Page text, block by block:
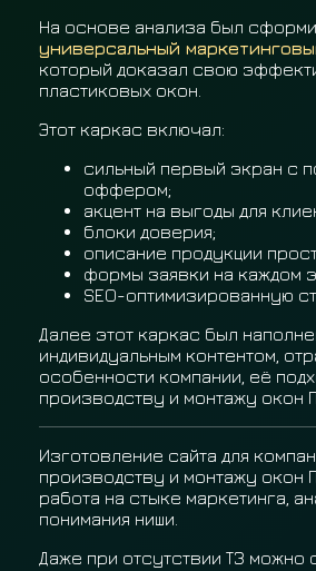
На основе анализа был
универсальный
который доказал свою
пластиковых окон.
Этот каркас включал:
сильный первый экран с
оффером;
акцент на выгоды для
блоки доверия;
описание продукции
формы заявки на каждом
SEO-оптимизированную
Далее этот каркас был
индивидуальным контентом,
особенности компании, её
производству и монтажу окон
Изготовление сайта для
производству и монтажу окон
работа на стыке маркетинга,
понимания ниши.
Даже при отсутствии ТЗ можно